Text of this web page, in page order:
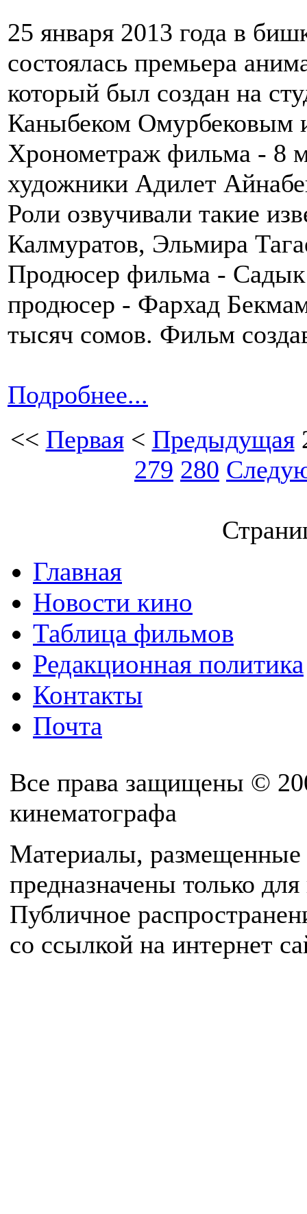
25 января 2013 года в
состоялась премьера
который был создан на
Каныбеком Омурбековым
Хронометраж фильма - 8
художники Адилет
Роли озвучивали такие
Калмуратов, Эльмира
Продюсер фильма -
продюсер - Фархад
тысяч сомов. Фильм
Подробнее...
<< Первая< Предыдущая
279 280
Главная
Новости кино
Таблица фильмов
Редакционная политика
Контакты
Почта
Все права защищены ©
кинематографа
Материалы, размещенные
предназначены только
Публичное
со ссылкой на интернет